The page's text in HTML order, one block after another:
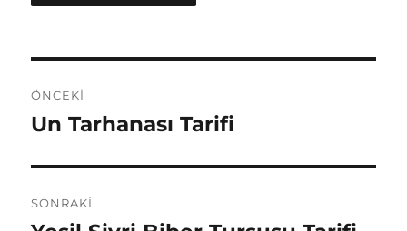
gezinmesi
ÖNCEKI
Önceki
Un Tarhanası Tarifi
SONRAKI